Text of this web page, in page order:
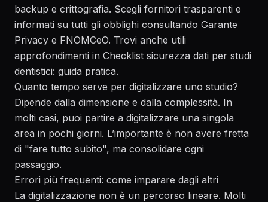
backup e crittografia. Scegli fornitori trasparenti e
informati su tutti gli obblighi consultando Garante
Privacy e FNOMCeO. Trovi anche utili
approfondimenti in Checklist sicurezza dati per studi
dentistici: guida pratica.
Quanto tempo serve per digitalizzare uno studio?
Dipende dalla dimensione e dalla complessità. In
molti casi, puoi partire a digitalizzare una singola
area in pochi giorni. L’importante è non avere fretta
di "fare tutto subito", ma consolidare ogni
passaggio.
Errori più frequenti: come imparare dagli altri
La digitalizzazione non è un percorso lineare. Molti